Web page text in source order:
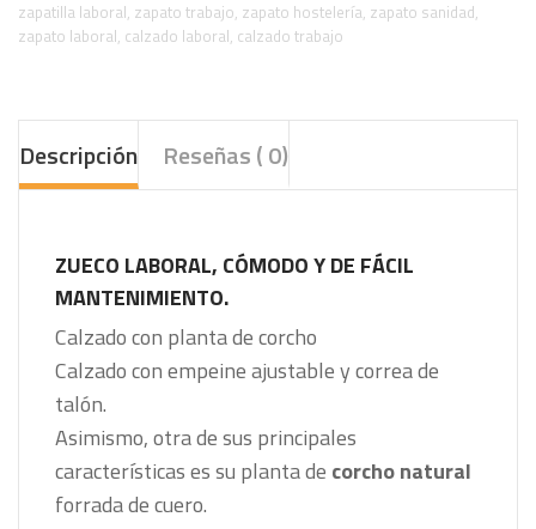
zapatilla laboral, zapato trabajo, zapato hostelería, zapato sanidad,
zapato laboral, calzado laboral, calzado trabajo
Descripción Reseñas ( 0)
ZUECO LABORAL, CÓMODO Y DE FÁCIL
MANTENIMIENTO.
Calzado con planta de corcho
Calzado con empeine ajustable y correa de
talón.
Asimismo, otra de sus principales
características es su planta de corcho natural
forrada de cuero.